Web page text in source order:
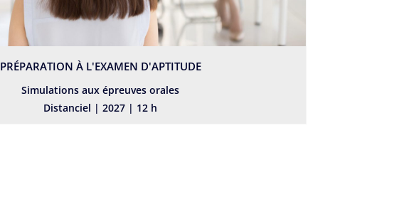
PRÉPARATION À L'EXAMEN D'APTITUDE
Simulations aux épreuves orales
Distanciel | 2027 | 12 h